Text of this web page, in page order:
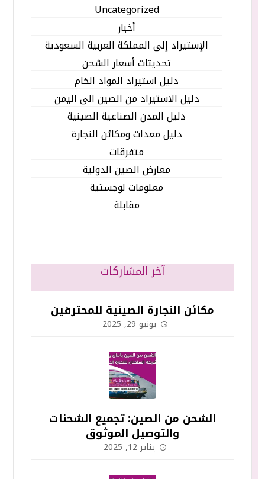
Uncategorized
أخبار
الإستيراد إلى المملكة العربية السعودية
تحديثات أسعار الشحن
دليل استيراد المواد الخام
دليل الاستيراد من الصين الى اليمن
دليل المدن الصناعية الصينية
دليل معدات ومكائن النجارة
متفرقات
معارض الصين الدولية
معلومات لوجستية
مقابلة
آخر المشاركات
مكائن النجارة الصينية للمحترفين
يونيو 29, 2025
الشحن من الصين: تجميع الشحنات
والتوصيل الموثوق
يناير 12, 2025